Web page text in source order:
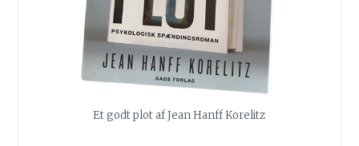
Et godt plot af Jean Hanff Korelitz